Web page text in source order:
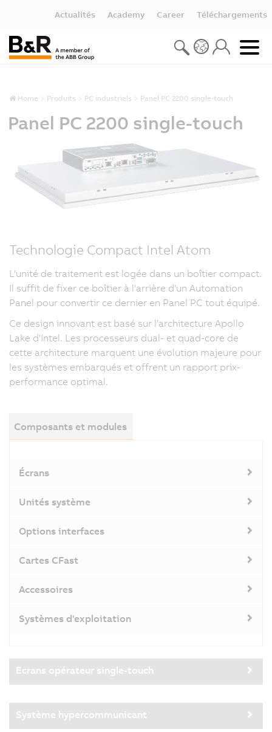
Actualités Academy Career Téléchargements
Home Produits PC industriels Panel PC 2200 single-touch
Panel PC 2200 single-touch
Technologie Compact Intel Atom
L'unité de traitement est logée dans un boîtier compact.
Il suffit de fixer ce boîtier à l'arrière d'un Automation
Panel pour convertir ce dernier en Panel PC tout équipé.
Ce design innovant est basé sur l'architecture Apollo
Lake d'Intel. Les processeurs dual- et quad-core de
cette architecture marquent une évolution majeure pour
les systèmes embarqués et offrent un rapport prix-
performance optimal.
Composants et modules
Écrans
Unités système
Options interfaces
Cartes CFast
Accessoires
Systèmes d'exploitation
Ecrans opérateur single-touch
Système hypercommunicant